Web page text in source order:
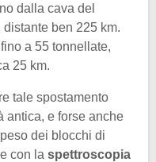
dalla cava del
ben 225 km.
a 55 tonnellate,
25 km.
tale spostamento
antica, e forse anche
dei blocchi di
con la spettroscopia